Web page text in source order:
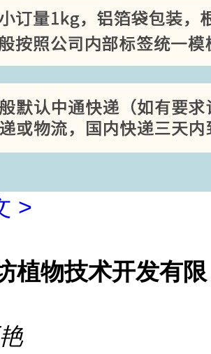
>
植物技术开发有限